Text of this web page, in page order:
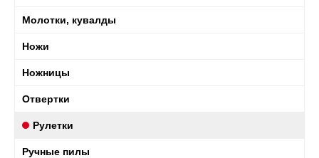
Молотки, кувалды
Ножи
Ножницы
Отвертки
Рулетки
Ручные пилы